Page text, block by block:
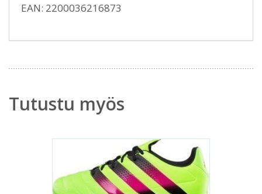
EAN: 2200036216873
Tutustu myös